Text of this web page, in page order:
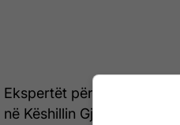
Ekspertët për çështje të
në Këshillin Gjyqësor do